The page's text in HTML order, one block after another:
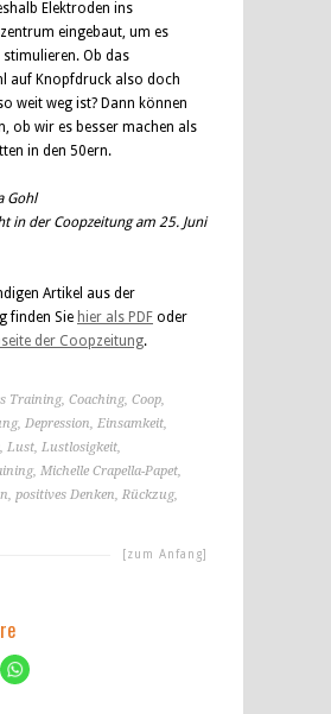
Elektroden ins
eingebaut, um es
stimulieren. Ob das
auf Knopfdruck also doch
weit weg ist? Dann können
ob wir es besser machen als
in den 50ern.
Gohl
in der Coopzeitung am 25. Juni
Artikel aus der
finden Sie hier als PDF oder
der Coopzeitung.
Training, Coaching, Coop,
, Depression, Einsamkeit,
, Lust, Lustlosigkeit,
, Michelle Crapella-Papet,
, positives Denken, Rückzug,
[zum Anfang]